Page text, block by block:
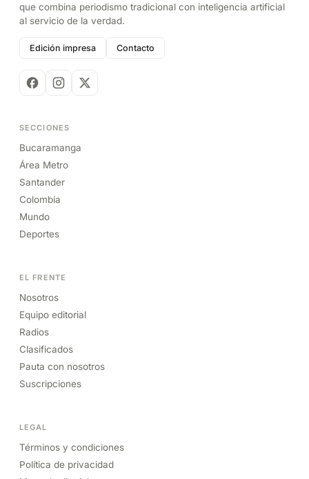
que combina periodismo tradicional con inteligencia artificial
al servicio de la verdad.
Edición impresa Contacto
SECCIONES
Bucaramanga
Área Metro
Santander
Colombia
Mundo
Deportes
EL FRENTE
Nosotros
Equipo editorial
Radios
Clasificados
Pauta con nosotros
Suscripciones
LEGAL
Términos y condiciones
Política de privacidad